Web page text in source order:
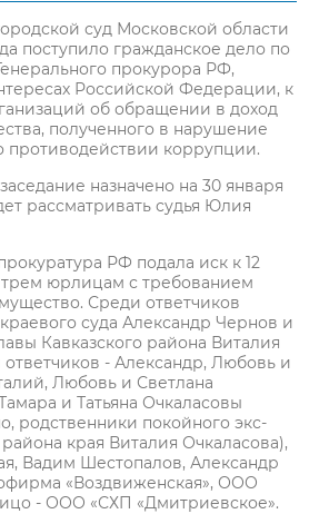
суд Московской области
поступило гражданское дело по
прокурора РФ,
Российской Федерации, к
об обращении в доход
полученного в нарушение
противодействии коррупции.
назначено на 30 января
рассматривать судья Юлия
РФ подала иск к 12
юрлицам с требованием
Среди ответчиков
краевого суда Александр Чернов и
Кавказского района Виталия
- Александр, Любовь и
Любовь и Светлана
и Татьяна Очкаласовы
родственники покойного экс-
края Виталия Очкаласова),
Вадим Шестопалов, Александр
«Воздвиженская», ООО
- ООО «СХП «Дмитриевское».